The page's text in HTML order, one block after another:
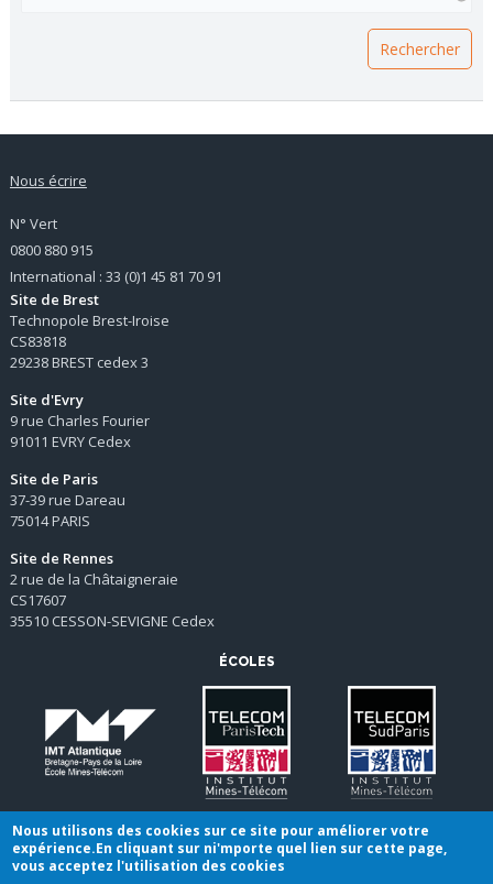
Nous écrire
N° Vert
0800 880 915
International : 33 (0)1 45 81 70 91
Site de Brest
Technopole Brest-Iroise
CS83818
29238 BREST cedex 3
Site d'Evry
9 rue Charles Fourier
91011 EVRY Cedex
Site de Paris
37-39 rue Dareau
75014 PARIS
Site de Rennes
2 rue de la Châtaigneraie
CS17607
35510 CESSON-SEVIGNE Cedex
ÉCOLES
Conditions générales de vente
Nous utilisons des cookies sur ce site pour améliorer votre
expérience.En cliquant sur ni'mporte quel lien sur cette page,
vous acceptez l'utilisation des cookies